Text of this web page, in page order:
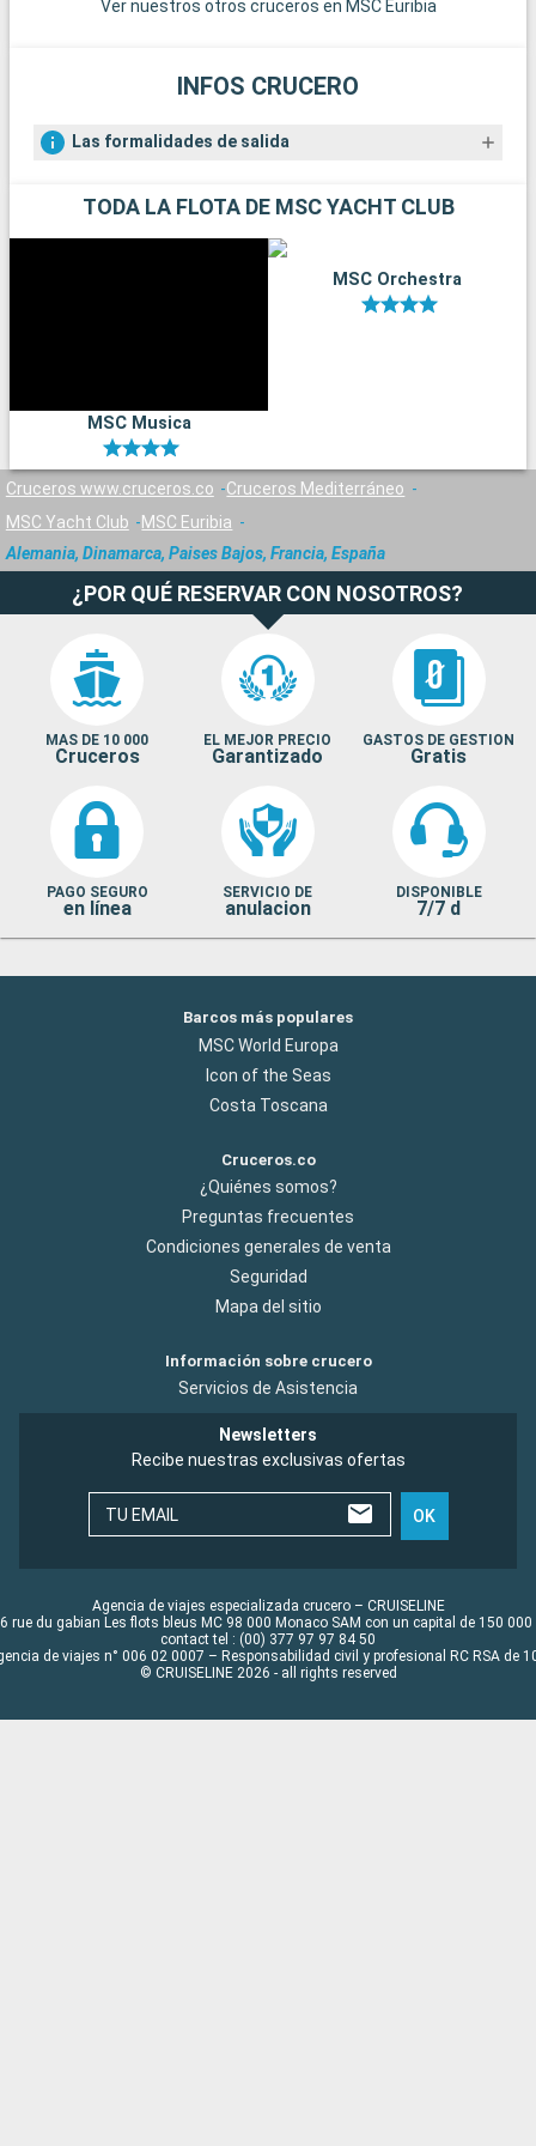
Ver nuestros otros cruceros en MSC Euribia
INFOS CRUCERO
Las formalidades de salida
TODA LA FLOTA DE MSC YACHT CLUB
MSC Musica
MSC Orchestra
Cruceros www.cruceros.co
Cruceros Mediterráneo
MSC Yacht Club
MSC Euribia
Alemania, Dinamarca, Paises Bajos, Francia, España
¿POR QUÉ RESERVAR CON NOSOTROS?
MAS DE 10 000
Cruceros
EL MEJOR PRECIO
Garantizado
GASTOS DE GESTION
Gratis
PAGO SEGURO
en línea
SERVICIO DE
anulacion
DISPONIBLE
7/7 d
Barcos más populares
MSC World Europa
Icon of the Seas
Costa Toscana
Cruceros.co
¿Quiénes somos?
Preguntas frecuentes
Condiciones generales de venta
Seguridad
Mapa del sitio
Información sobre crucero
Servicios de Asistencia
Newsletters
Recibe nuestras exclusivas ofertas
TU EMAIL OK
Agencia de viajes especializada crucero – CRUISELINE
rue du gabian Les flots bleus MC 98 000 Monaco SAM con un capital de 150 000
contact tel : (00) 377 97 97 84 50
de viajes n° 006 02 0007 – Responsabilidad civil y profesional RC RSA de
© CRUISELINE 2026 - all rights reserved